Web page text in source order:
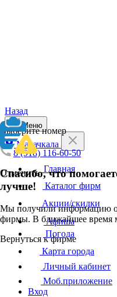
Назад
Выберите номер
8 (918) 116-60-50
Отменить
Спасибо, что
лучше!
Мы получили информацию
фирмы. В ближайшее время
Вернуться к фирме
Меню
Махачкала
Главная
Каталог фирм
Акции/скидки
Афиша
Погода
Карта города
Личный кабинет
Моб.приложение
Вход